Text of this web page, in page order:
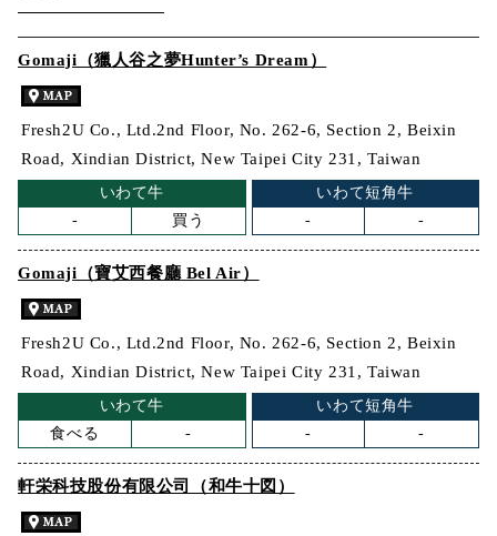
Gomaji（獵人谷之夢Hunter’s Dream）
Fresh2U Co., Ltd.2nd Floor, No. 262-6, Section 2, Beixin
Road, Xindian District, New Taipei City 231, Taiwan
いわて牛
-
買う
いわて短角牛
-
-
Gomaji（寶艾西餐廳 Bel Air）
Fresh2U Co., Ltd.2nd Floor, No. 262-6, Section 2, Beixin
Road, Xindian District, New Taipei City 231, Taiwan
いわて牛
食べる
-
いわて短角牛
-
-
軒栄科技股份有限公司（和牛十図）